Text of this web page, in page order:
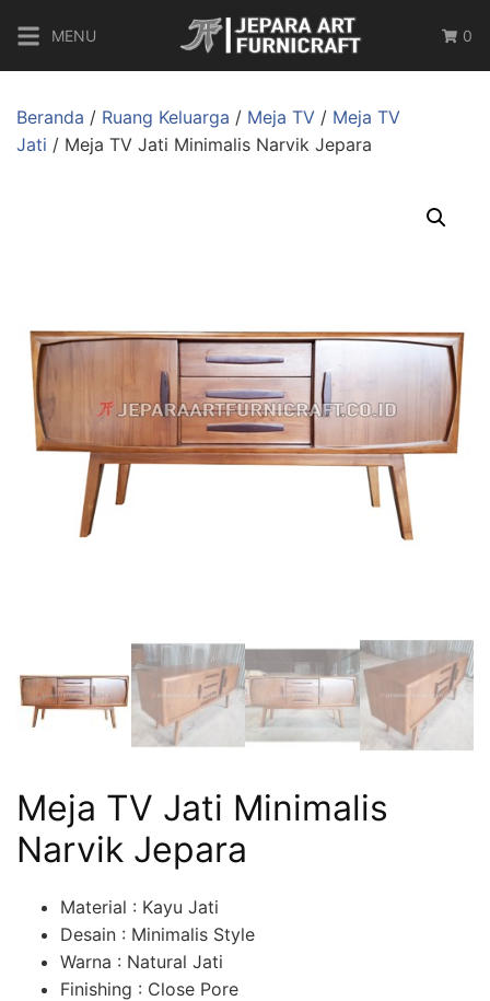
MENU 0
Beranda / Ruang Keluarga / Meja TV / Meja TV
Jati / Meja TV Jati Minimalis Narvik Jepara
Meja TV Jati Minimalis
Narvik Jepara
Material : Kayu Jati
Desain : Minimalis Style
Warna : Natural Jati
Finishing : Close Pore